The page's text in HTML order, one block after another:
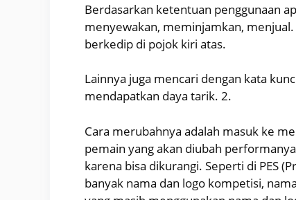
Berdasarkan ketentuan penggunaan
menyewakan, meminjamkan,
berkedip di pojok kiri atas.
Lainnya juga mencari dengan kata
mendapatkan daya tarik. 2.
Cara merubahnya adalah masuk ke
pemain yang akan diubah
karena bisa dikurangi. Seperti di PES
banyak nama dan logo kompetisi,